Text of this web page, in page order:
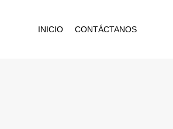
INICIO CONTÁCTANOS